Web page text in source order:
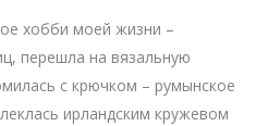
хобби моей жизни –
перешла на вязальную
с крючком – румынское
ирландским кружевом